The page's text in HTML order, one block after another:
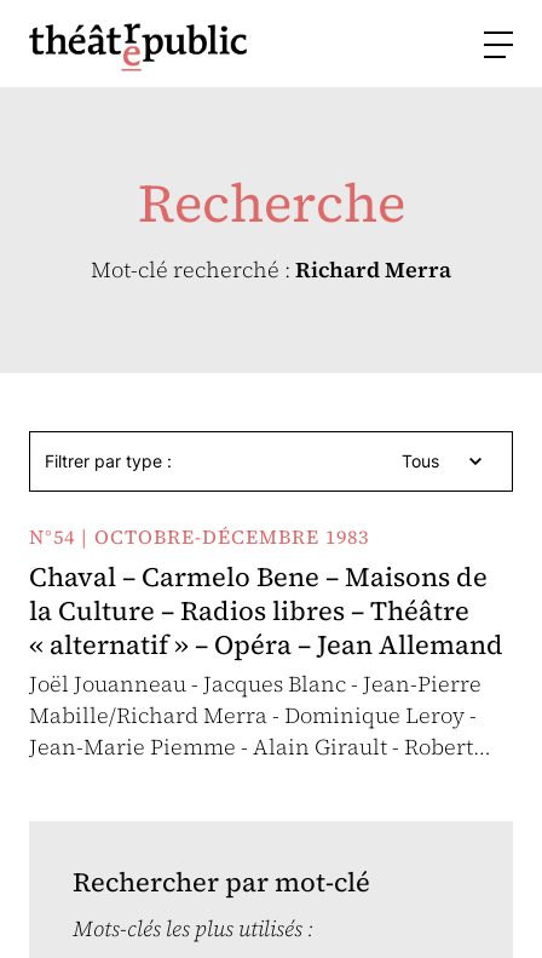
Recherche
Mot-clé recherché : Richard Merra
Filtrer par type : Tous
N°54 | OCTOBRE-DÉCEMBRE 1983
Chaval – Carmelo Bene – Maisons de
la Culture – Radios libres – Théâtre
« alternatif » – Opéra – Jean Allemand
Joël Jouanneau - Jacques Blanc - Jean-Pierre
Mabille/Richard Merra - Dominique Leroy -
Jean-Marie Piemme - Alain Girault - Robert…
Rechercher par mot-clé
Mots-clés les plus utilisés :